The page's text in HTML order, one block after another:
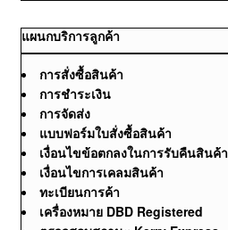
แผนกบริการลูกค้า
การสั่งซื้อสินค้า
การชำระเงิน
การจัดส่ง
แบบฟอร์มใบสั่งซื้อสินค้า
เงื่อนไขข้อตกลงในการรับคืนสินค้า
เงื่อนไขการเคลมสินค้า
ทะเบียนการค้า
เครื่องหมาย DBD Registered